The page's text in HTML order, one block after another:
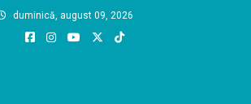
duminică, august 09, 2026